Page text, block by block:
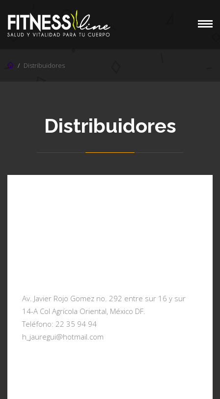
Distribuidores
Distribuidores
Av. Javier Rojo Gomez no. 292 entre sur 16 y sur
14-A Col Agrícola Oriental, México DF.
Teléfono: 22 35 94 94
h_jauregui@hotmail.com